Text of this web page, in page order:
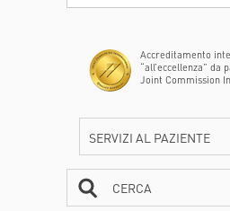
Accreditamento
“all’eccellenza” da
Joint Commission
SERVIZI AL PAZIENTE
CERCA